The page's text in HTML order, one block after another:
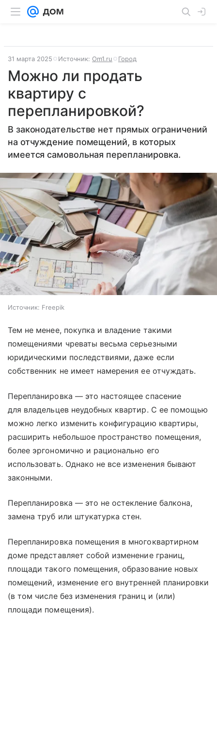
31 марта 2025 Источник: Om1.ru Город
Можно ли продать
квартиру с
перепланировкой?
В законодательстве нет прямых ограничений
на отчуждение помещений, в которых
имеется самовольная перепланировка.
Источник: Freepik
Тем не менее, покупка и владение такими
помещениями чреваты весьма серьезными
юридическими последствиями, даже если
собственник не имеет намерения ее отчуждать.
Перепланировка — это настоящее спасение
для владельцев неудобных квартир. С ее помощью
можно легко изменить конфигурацию квартиры,
расширить небольшое пространство помещения,
более эргономично и рационально его
использовать. Однако не все изменения бывают
законными.
Перепланировка — это не остекление балкона,
замена труб или штукатурка стен.
Перепланировка помещения в многоквартирном
доме представляет собой изменение границ,
площади такого помещения, образование новых
помещений, изменение его внутренней планировки
(в том числе без изменения границ и (или)
площади помещения).